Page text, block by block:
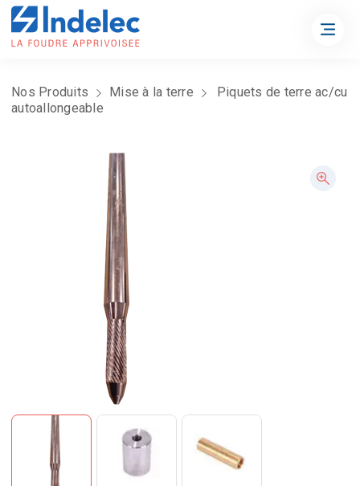
Nos Produits Mise à la terre
Piquets de terre ac/cu
autoallongeable